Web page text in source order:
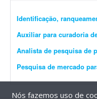
Nós fazemos uso de